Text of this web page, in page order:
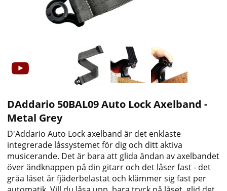
DAddario 50BAL09 Auto Lock Axelband -
Metal Grey
D'Addario Auto Lock axelband är det enklaste
integrerade låssystemet för dig och ditt aktiva
musicerande. Det är bara att glida ändan av axelbandet
över ändknappen på din gitarr och det låser fast - det
gråa låset är fjäderbelastat och klämmer sig fast per